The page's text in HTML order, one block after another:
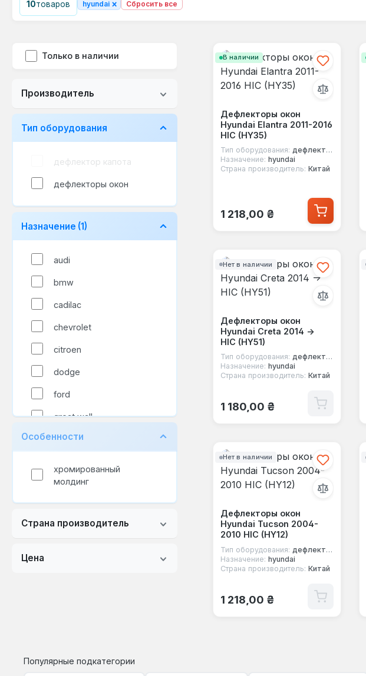
10товаров hyundai × Сбросить все
Только в наличии
Производитель
Тип оборудования
дефлектор капота
дефлекторы окон
Назначение (1)
audi
bmw
cadilac
chevrolet
citroen
dodge
ford
great wall
honda
infiniti
jeep
kia
nissan
Особенности
хромированный
молдинг
Страна производитель
Цена
В наличии
Дефлекторы окон
Hyundai Elantra 2011-2016
HIC (HY35)
Тип оборудования: дефлекторы окон
Назначение: hyundai
Страна производитель: Китай
Обычная цена:
1 218,00 ₴
Нет в наличии
Дефлекторы окон
Hyundai Creta 2014 ->
HIC (HY51)
Тип оборудования: дефлекторы окон
Назначение: hyundai
Страна производитель: Китай
Обычная цена:
1 180,00 ₴
Нет в наличии
Дефлекторы окон
Hyundai Tucson 2004-
2010 HIC (HY12)
Тип оборудования: дефлекторы окон
Назначение: hyundai
Страна производитель: Китай
Обычная цена:
1 218,00 ₴
Популярные подкатегории